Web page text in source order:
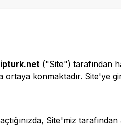
("Site") tarafından
ortaya konmaktadır. Site'ye
Site'miz